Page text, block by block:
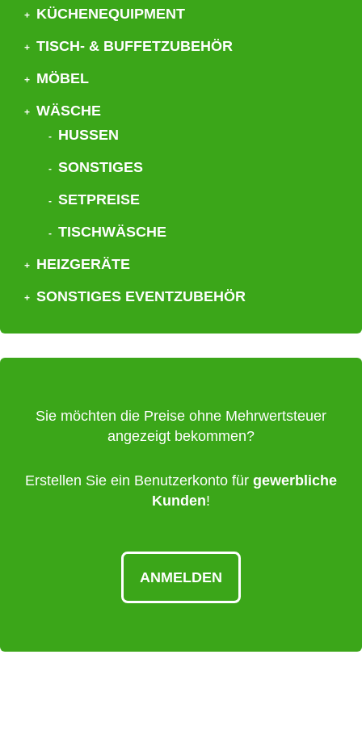
KÜCHENEQUIPMENT
TISCH- & BUFFETZUBEHÖR
MÖBEL
WÄSCHE
HUSSEN
SONSTIGES
SETPREISE
TISCHWÄSCHE
HEIZGERÄTE
SONSTIGES EVENTZUBEHÖR
Sie möchten die Preise ohne Mehrwertsteuer
angezeigt bekommen?
Erstellen Sie ein Benutzerkonto für gewerbliche
Kunden!
ANMELDEN